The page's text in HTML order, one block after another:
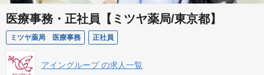
医療事務・正社員【ミツヤ薬局/東京都】
ミツヤ薬局 医療事務 正社員
アイングループ の求人一覧